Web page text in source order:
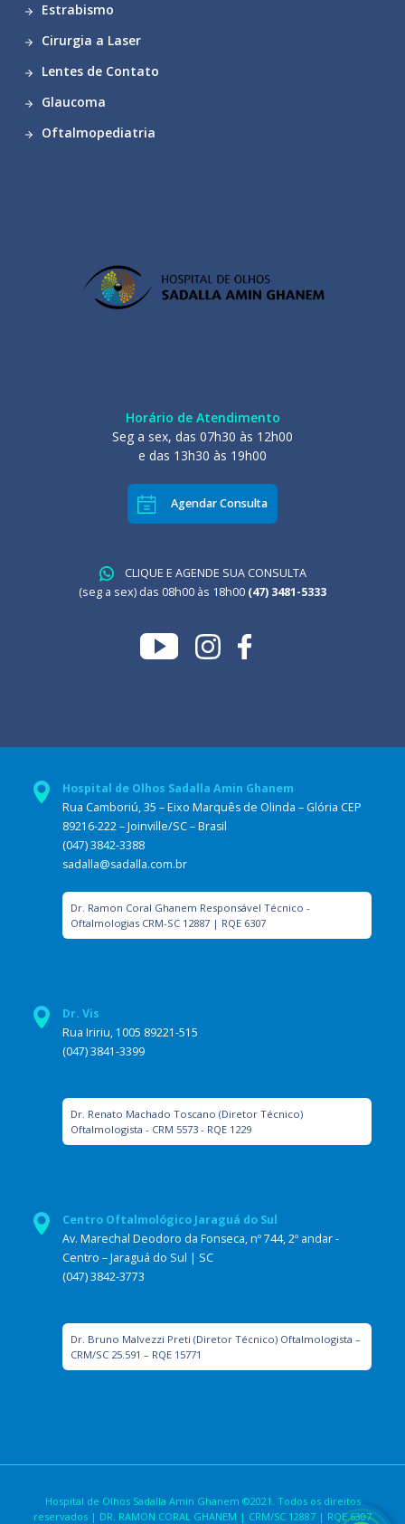
Estrabismo
Cirurgia a Laser
Lentes de Contato
Glaucoma
Oftalmopediatria
Horário de Atendimento
Seg a sex, das 07h30 às 12h00
e das 13h30 às 19h00
Agendar Consulta
CLIQUE E AGENDE SUA CONSULTA
(seg a sex) das 08h00 às 18h00 (47) 3481-5333
Hospital de Olhos Sadalla Amin Ghanem
Rua Camboriú, 35 – Eixo Marquês de Olinda – Glória CEP
89216-222 – Joinville/SC – Brasil
(047) 3842-3388
sadalla@sadalla.com.br
Dr. Ramon Coral Ghanem Responsável Técnico -
Oftalmologias CRM-SC 12887 | RQE 6307
Dr. Vis
Rua Iririu, 1005 89221-515
(047) 3841-3399
Dr. Renato Machado Toscano (Diretor Técnico)
Oftalmologista - CRM 5573 - RQE 1229
Centro Oftalmológico Jaraguá do Sul
Av. Marechal Deodoro da Fonseca, nº 744, 2º andar -
Centro – Jaraguá do Sul | SC
(047) 3842-3773
Dr. Bruno Malvezzi Preti (Diretor Técnico) Oftalmologista –
CRM/SC 25.591 – RQE 15771
Hospital de Olhos Sadalla Amin Ghanem ©2021. Todos os direitos
reservados | DR. RAMON CORAL GHANEM | CRM/SC 12887 | RQE 6307